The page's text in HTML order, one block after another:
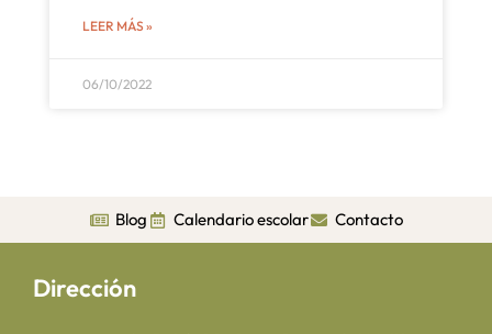
LEER MÁS »
06/10/2022
Blog Calendario escolar Contacto
Dirección